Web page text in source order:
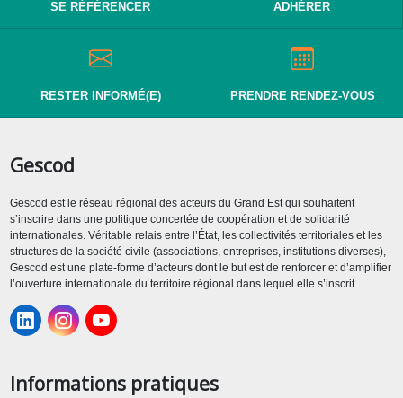
SE RÉFÉRENCER ADHÉRER
RESTER INFORMÉ(E) PRENDRE RENDEZ-VOUS
Gescod
Gescod est le réseau régional des acteurs du Grand Est qui souhaitent
s’inscrire dans une politique concertée de coopération et de solidarité
internationales. Véritable relais entre l’État, les collectivités territoriales et les
structures de la société civile (associations, entreprises, institutions diverses),
Gescod est une plate-forme d’acteurs dont le but est de renforcer et d’amplifier
l’ouverture internationale du territoire régional dans lequel elle s’inscrit.
Informations pratiques